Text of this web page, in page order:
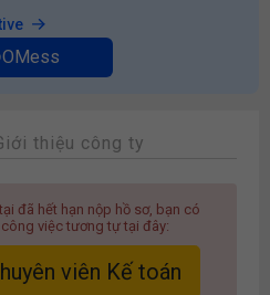
OMess
thiệu công ty
đã hết hạn nộp hồ sơ, bạn có
việc tương tự tại đây:
viên Kế toán